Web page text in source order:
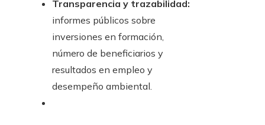
Transparencia y trazabilidad:
informes públicos sobre
inversiones en formación,
número de beneficiarios y
resultados en empleo y
desempeño ambiental.